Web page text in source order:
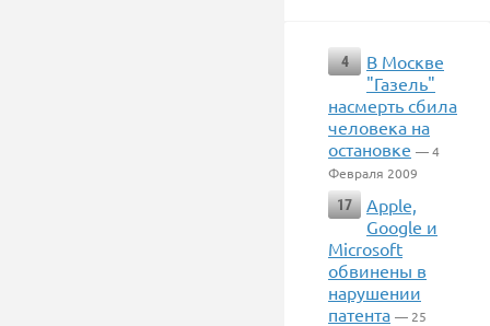
4
В Москве
"Газель"
насмерть сбила
человека на
остановке — 4
Февраля 2009
17
Apple,
Google и
Microsoft
обвинены в
нарушении
патента — 25